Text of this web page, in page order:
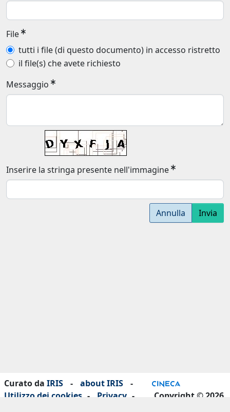
File
tutti i file (di questo documento) in accesso ristretto
il file(s) che avete richiesto
Messaggio
Inserire la stringa presente nell'immagine
Annulla Invia
Curato da IRIS - about IRIS
-
Utilizzo dei cookies - Privacy -
Copyright © 2026